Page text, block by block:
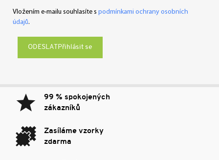
Vložením e-mailu souhlasíte s podmínkami ochrany osobních
údajů.
Přihlásit se
99 % spokojených
zákazníků
Zasíláme vzorky
zdarma